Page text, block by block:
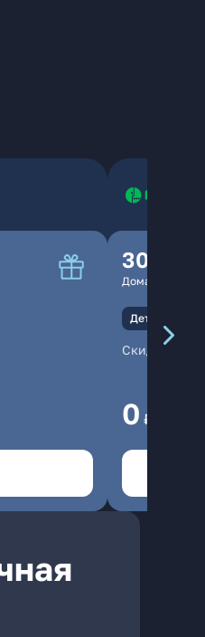
300
Домашний
Детали
Скидка
0 ₽/мес